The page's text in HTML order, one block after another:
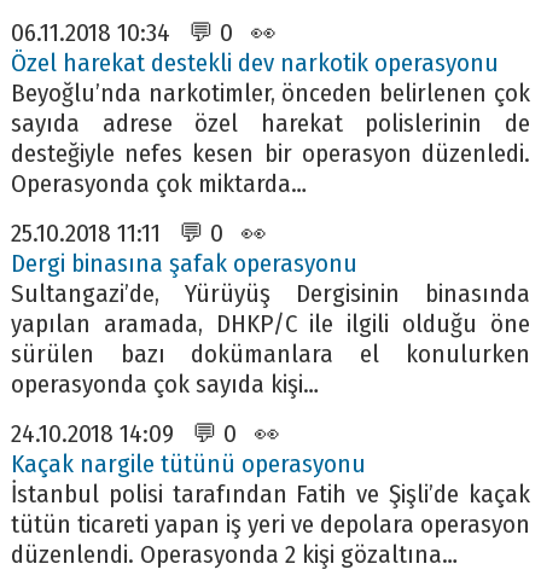
06.11.2018 10:34 💬 0 👀
Özel harekat destekli dev narkotik operasyonu
Beyoğlu’nda narkotimler, önceden belirlenen çok
sayıda adrese özel harekat polislerinin de
desteğiyle nefes kesen bir operasyon düzenledi.
Operasyonda çok miktarda…
25.10.2018 11:11 💬 0 👀
Dergi binasına şafak operasyonu
Sultangazi’de, Yürüyüş Dergisinin binasında
yapılan aramada, DHKP/C ile ilgili olduğu öne
sürülen bazı dokümanlara el konulurken
operasyonda çok sayıda kişi…
24.10.2018 14:09 💬 0 👀
Kaçak nargile tütünü operasyonu
İstanbul polisi tarafından Fatih ve Şişli’de kaçak
tütün ticareti yapan iş yeri ve depolara operasyon
düzenlendi. Operasyonda 2 kişi gözaltına…